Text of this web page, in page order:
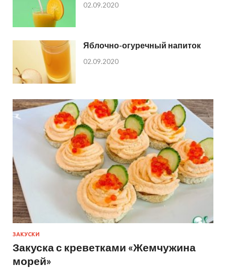
02.09.2020
Яблочно-огуречный напиток
02.09.2020
ЗАКУСКИ
Закуска с креветками «Жемчужина
морей»